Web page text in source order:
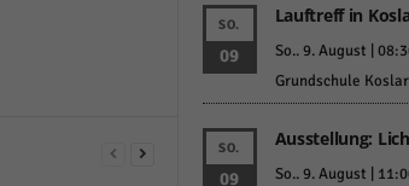
SO.
09
Lauftreff in
So.. 9. August |
Grundschule Koslar
SO.
09
Ausstellung:
So.. 9. August |